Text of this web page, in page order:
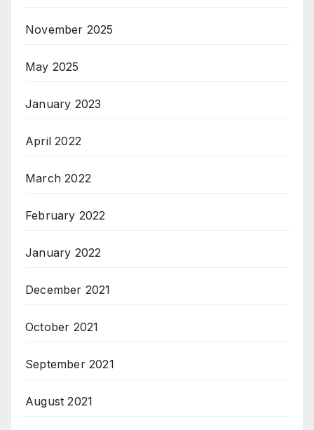
November 2025
May 2025
January 2023
April 2022
March 2022
February 2022
January 2022
December 2021
October 2021
September 2021
August 2021